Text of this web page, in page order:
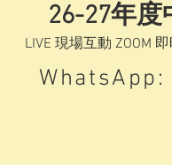
26-27年
LIVE 現場互動 ZOOM